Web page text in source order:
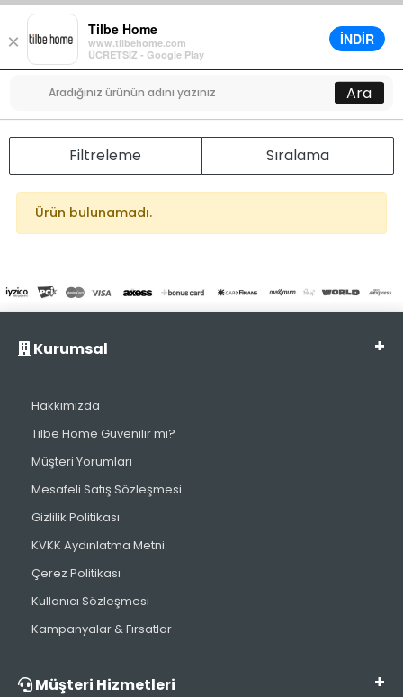
×
Tilbe Home
www.tilbehome.com
ÜCRETSİZ - Google Play
İNDİR
Menü
0
Ara
Filtreleme Sıralama
Ürün bulunamadı.
Kurumsal
Hakkımızda
Tilbe Home Güvenilir mi?
Müşteri Yorumları
Mesafeli Satış Sözleşmesi
Gizlilik Politikası
KVKK Aydınlatma Metni
Çerez Politikası
Kullanıcı Sözleşmesi
Kampanyalar & Fırsatlar
Müşteri Hizmetleri